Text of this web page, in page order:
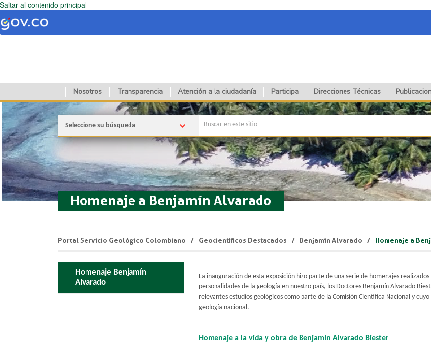
Saltar al contenido principal
Nosotros Transparencia Atención a la ciudadanía Participa Direcciones Técnicas
Seleccione su búsqueda
Homenaje a Benjamín Alvarado
Portal Servicio Geológico Colombiano Geocientíficos Destacados Benjamín Alvarado Homenaje a
Homenaje Benjamín
Alvarado
La inauguración de esta exposición hizo parte de una serie de homenajes
personalidades de la geología en nuestro país, los Doctores Benjamín Alvarado
relevantes estudios geológicos como parte de la Comisión Científica Nacional y
geología nacional.
Homenaje a la vida y obra de Benjamín Alvarado Biester